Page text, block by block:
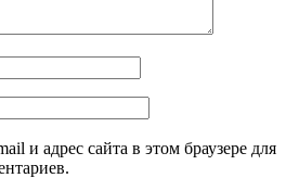
и адрес сайта в этом браузере для